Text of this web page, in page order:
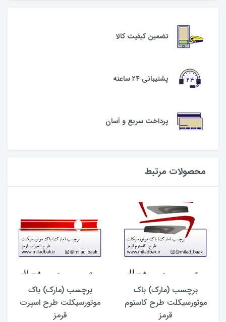
تضمین کیفیت کالا
پشتیبانی ۲۴ ساعته
پرداخت سریع و آسان
محصولات مرتبط
برچسب (مارک) باک
موتورسیکلت طرح کاستوم
قرمز
برچسب (مارک) باک
موتورسیکلت طرح اسپرت
قرمز